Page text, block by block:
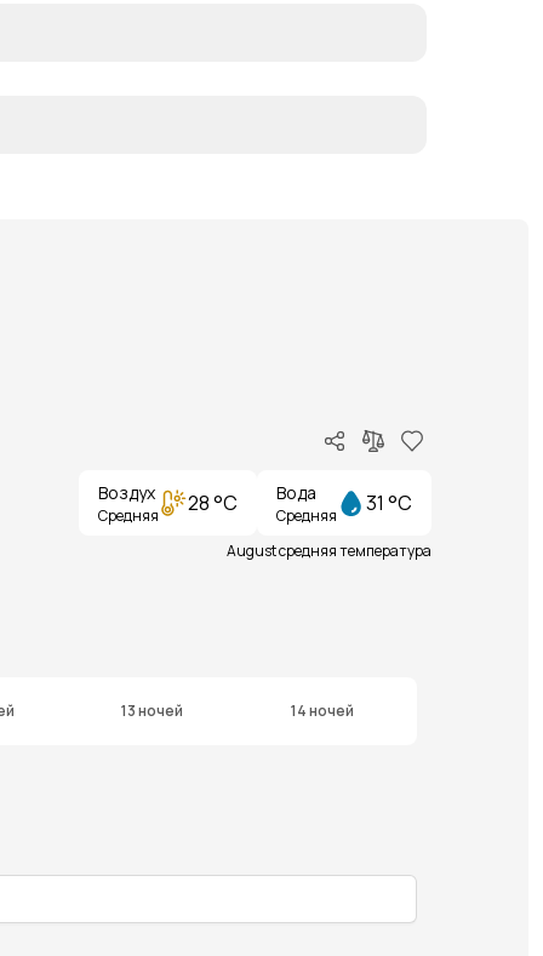
Воздух
Средняя 28 °C Вода
Средняя 31 °C
August средняя температура
13 ночей 14 ночей